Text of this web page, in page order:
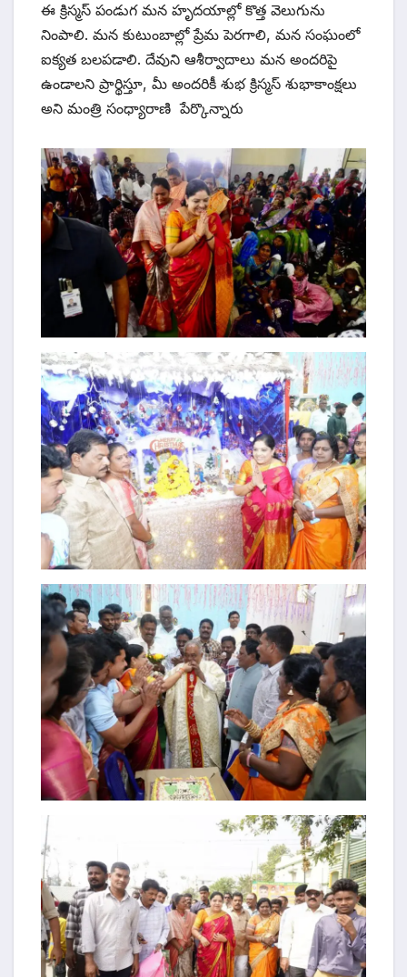
ఈ క్రిస్మస్ పండుగ మన హృదయాల్లో కొత్త వెలుగును
నింపాలి. మన కుటుంబాల్లో ప్రేమ పెరగాలి, మన సంఘంలో
ఐక్యత బలపడాలి. దేవుని ఆశీర్వాదాలు మన అందరిపై
ఉండాలని ప్రార్థిస్తూ, మీ అందరికీ శుభ క్రిస్మస్ శుభాకాంక్షలు
అని మంత్రి సంధ్యారాణి పేర్కొన్నారు